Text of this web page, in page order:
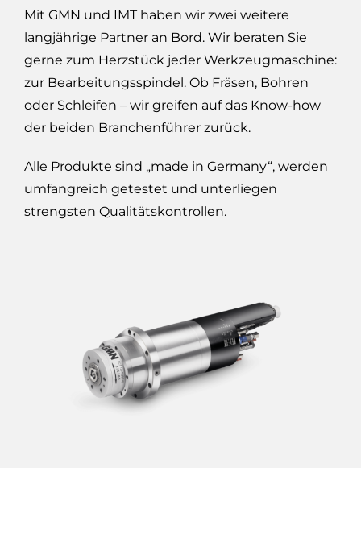
Karriere
Aktuelles
Mit GMN und IMT haben wir zwei weitere
langjährige Partner an Bord. Wir beraten Sie
gerne zum Herzstück jeder Werkzeugmaschine:
zur Bearbeitungsspindel. Ob Fräsen, Bohren
oder Schleifen – wir greifen auf das Know-how
der beiden Branchenführer zurück.
Alle Produkte sind „made in Germany“, werden
umfangreich getestet und unterliegen
strengsten Qualitätskontrollen.